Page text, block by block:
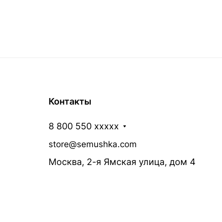
Контакты
8 800 550 xxxxx
store@semushka.com
Москва, 2-я Ямская улица, дом 4